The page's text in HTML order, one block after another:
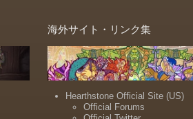
海外サイト・リンク集
Hearthstone Official Site (US)
Official Forums